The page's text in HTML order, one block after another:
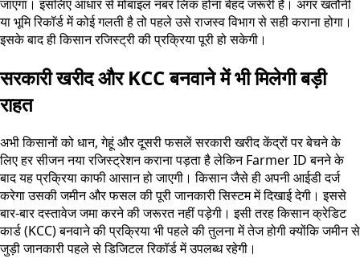
जाएगा। इसलिए आधार से मोबाइल नंबर लिंक होना बेहद जरूरी है। अगर खतौनी
या भूमि रिकॉर्ड में कोई गलती है तो पहले उसे राजस्व विभाग से सही कराना होगा।
इसके बाद ही किसान रजिस्ट्री की प्रक्रिया पूरी हो सकेगी।
सरकारी खरीद और KCC बनवाने में भी मिलेगी बड़ी
राहत
अभी किसानों को धान, गेहूं और दूसरी फसलें सरकारी खरीद केंद्रों पर बेचने के
लिए हर सीजन नया रजिस्ट्रेशन कराना पड़ता है लेकिन Farmer ID बनने के
बाद यह प्रक्रिया काफी आसान हो जाएगी। किसान जैसे ही अपनी आईडी दर्ज
करेगा उसकी जमीन और फसल की पूरी जानकारी सिस्टम में दिखाई देगी। इससे
बार-बार दस्तावेज जमा करने की जरूरत नहीं पड़ेगी। इसी तरह किसान क्रेडिट
कार्ड (KCC) बनवाने की प्रक्रिया भी पहले की तुलना में तेज होगी क्योंकि जमीन से
जुड़ी जानकारी पहले से डिजिटल रिकॉर्ड में उपलब्ध रहेगी।